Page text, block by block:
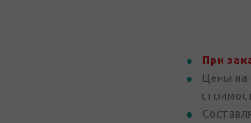
При
Цены на